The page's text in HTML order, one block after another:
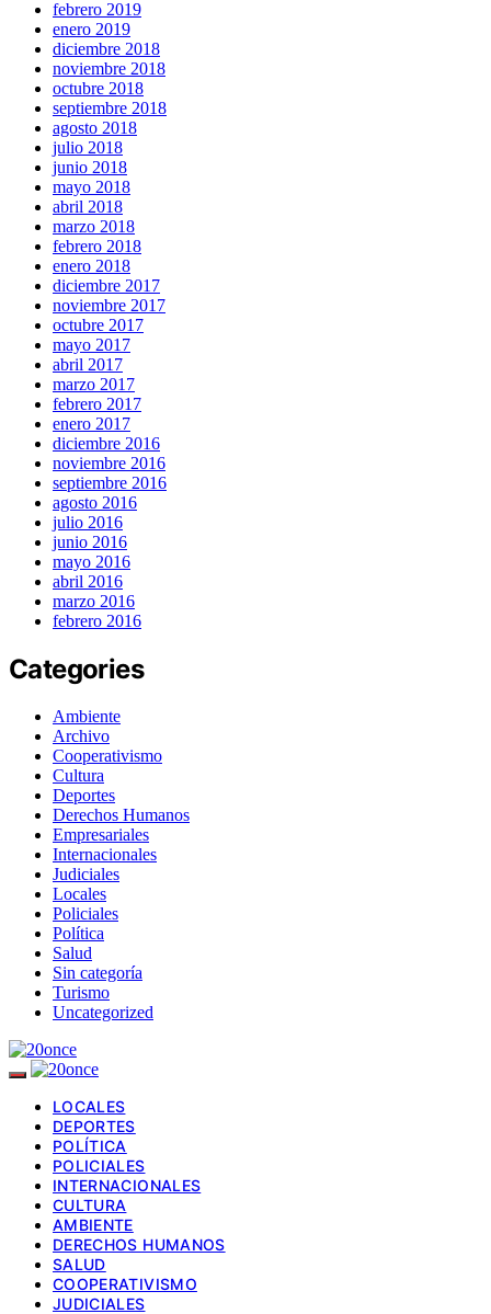
febrero 2019
enero 2019
diciembre 2018
noviembre 2018
octubre 2018
septiembre 2018
agosto 2018
julio 2018
junio 2018
mayo 2018
abril 2018
marzo 2018
febrero 2018
enero 2018
diciembre 2017
noviembre 2017
octubre 2017
mayo 2017
abril 2017
marzo 2017
febrero 2017
enero 2017
diciembre 2016
noviembre 2016
septiembre 2016
agosto 2016
julio 2016
junio 2016
mayo 2016
abril 2016
marzo 2016
febrero 2016
Categories
Ambiente
Archivo
Cooperativismo
Cultura
Deportes
Derechos Humanos
Empresariales
Internacionales
Judiciales
Locales
Policiales
Política
Salud
Sin categoría
Turismo
Uncategorized
LOCALES
DEPORTES
POLÍTICA
POLICIALES
INTERNACIONALES
CULTURA
AMBIENTE
DERECHOS HUMANOS
SALUD
COOPERATIVISMO
JUDICIALES